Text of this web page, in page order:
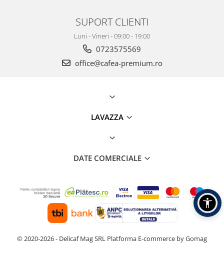
SUPORT CLIENTI
Luni - Vineri - 09:00 - 19:00
0723575569
office@cafea-premium.ro
LAVAZZA
DATE COMERCIALE
© 2020-2026 - Delicaf Mag SRL Platforma E-commerce by Gomag